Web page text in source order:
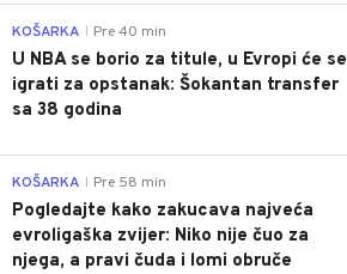
KOŠARKA Pre 40 min
U NBA se borio za titule, u Evropi će se
igrati za opstanak: Šokantan transfer
sa 38 godina
KOŠARKA Pre 58 min
Pogledajte kako zakucava najveća
evroligaška zvijer: Niko nije čuo za
njega, a pravi čuda i lomi obruče